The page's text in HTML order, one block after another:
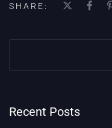
SHARE:
Recent Posts